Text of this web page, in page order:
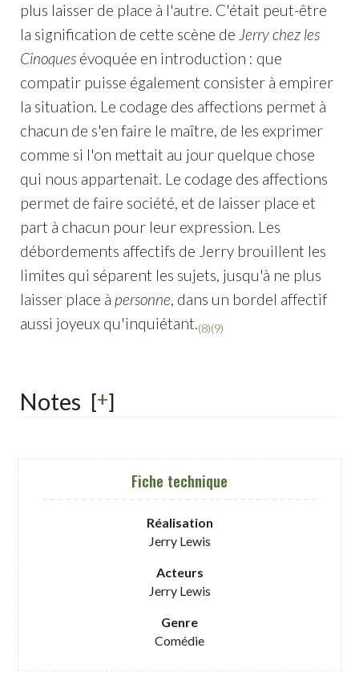
Fiche technique
Réalisation
Jerry Lewis
Acteurs
Jerry Lewis
Genre
Comédie
plus laisser de place à l'autre. C'était peut-être
la signification de cette scène de Jerry chez les
Cinoquesévoquée en introduction : que
compatir puisse également consister à empirer
la situation. Le codage des affections permet à
chacun de s'en faire le maître, de les exprimer
comme si l'on mettait au jour quelque chose
qui nous appartenait. Le codage des affections
permet de faire société, et de laisser place et
part à chacun pour leur expression. Les
débordements affectifs de Jerry brouillent les
limites qui séparent les sujets, jusqu'à ne plus
laisser place à personne, dans un bordel affectif
aussi joyeux qu'inquiétant.(8)(9)
Notes [+]